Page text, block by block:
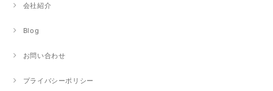
会社紹介
Blog
お問い合わせ
プライバシーポリシー